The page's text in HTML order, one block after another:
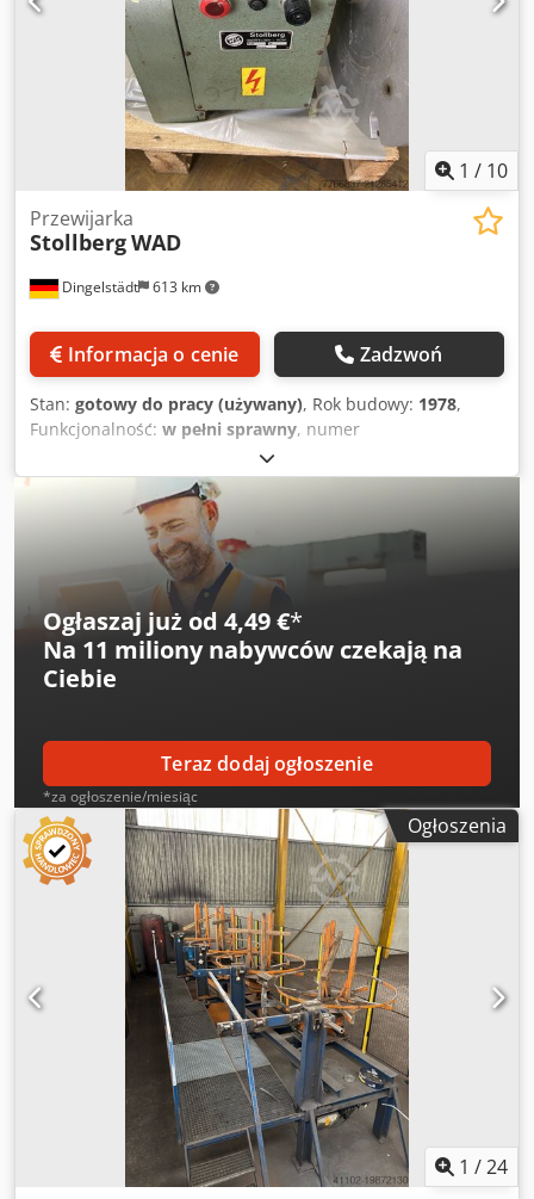
1 / 10
Dingelstädt 613 km
Przewijarka
StollbergWAD
Informacja o cenie Zadzwoń
Stan: gotowy do pracy (używany), Rok budowy: 1978,
Funkcjonalność: w pełni sprawny, numer
, Owijarka Stollberg typ WAD nr
81882 F Dwedpfxsylwvfe Aafoa Tarcza 440 mm średnicy
Licznik obrotów 220 V
Ogłaszaj już od 4,49 €*
Na 11 miliony nabywców czekają na
Ciebie
Teraz dodaj ogłoszenie
*za ogłoszenie/miesiąc
Ogłoszenia
1 /24